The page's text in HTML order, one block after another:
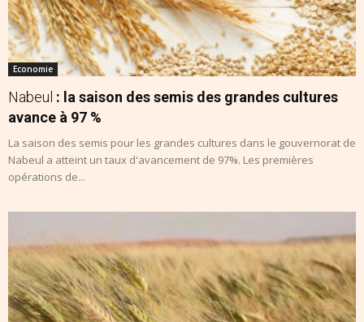
Economie
Nabeul : la saison des semis des grandes cultures
avance à 97 %
La saison des semis pour les grandes cultures dans le gouvernorat de
Nabeul a atteint un taux d'avancement de 97%. Les premières
opérations de...